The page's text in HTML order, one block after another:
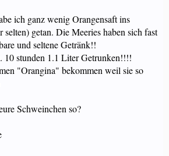
ich ganz wenig Orangensaft ins
selten) getan. Die Meeries haben sich fast
und seltene Getränk!!
10 stunden 1.1 Liter Getrunken!!!!
"Orangina" bekommen weil sie so
Schweinchen so?